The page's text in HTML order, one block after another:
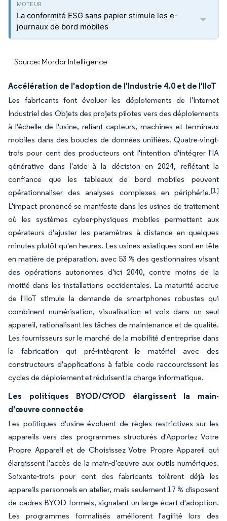
La conformité ESG sans papier stimule les e-
journaux de bord mobiles
Source: Mordor Intelligence
Accélération de l'adoption de l'Industrie 4.0 et de l'IIoT
Les fabricants font évoluer les déploiements de l'Internet
Industriel des Objets des projets pilotes vers des déploiements
à l'échelle de l'usine, reliant capteurs, machines et terminaux
mobiles dans des boucles de données unifiées. Quatre-vingt-
trois pour cent des producteurs ont l'intention d'intégrer l'IA
générative dans l'aide à la décision en 2024, reflétant la
confiance que les tableaux de bord mobiles peuvent
opérationnaliser des analyses complexes en périphérie.[1]
L'impact prononcé se manifeste dans les usines de traitement
où les systèmes cyber-physiques mobiles permettent aux
opérateurs d'ajuster les paramètres à distance en quelques
minutes plutôt qu'en heures. Les usines asiatiques sont en tête
en matière de préparation, avec 53 % des gestionnaires visant
des opérations autonomes d'ici 2040, contre moins de la
moitié dans les installations occidentales. La maturité accrue
de l'IIoT stimule la demande de smartphones robustes qui
combinent numérisation, visualisation et voix dans un seul
appareil, rationalisant les tâches de maintenance et de qualité.
Les fournisseurs sur le marché de la mobilité d'entreprise dans
la fabrication qui pré-intègrent le matériel avec des
constructeurs d'applications à faible code raccourcissent les
cycles de déploiement et réduisent la charge informatique.
Les politiques BYOD/CYOD élargissent la main-
d'œuvre connectée
Les politiques d'usine évoluent de règles restrictives sur les
appareils vers des programmes structurés d'Apportez Votre
Propre Appareil et de Choisissez Votre Propre Appareil qui
élargissent l'accès de la main-d'œuvre aux outils numériques.
Soixante-trois pour cent des fabricants tolèrent déjà les
appareils personnels en atelier, mais seulement 17 % disposent
de cadres BYOD formels, signalant un large écart d'adoption.
Les programmes formalisés améliorent l'agilité lors des